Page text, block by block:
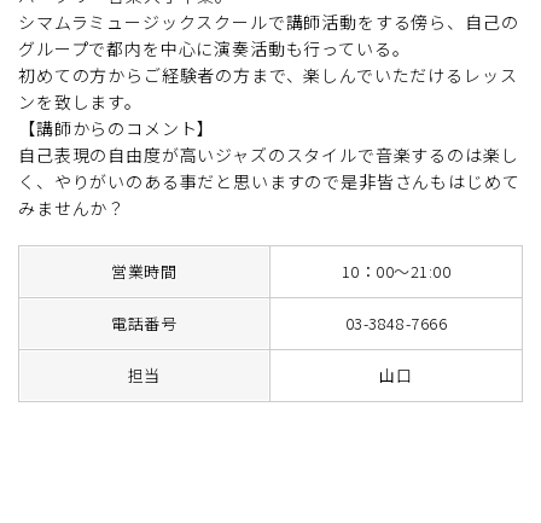
シマムラミュージックスクールで講師活動をする傍ら、自己の
グループで都内を中心に演奏活動も行っている。
初めての方からご経験者の方まで、楽しんでいただけるレッス
ンを致します。
【講師からのコメント】
自己表現の自由度が高いジャズのスタイルで音楽するのは楽し
く、やりがいのある事だと思いますので是非皆さんもはじめて
みませんか？
営業時間 10：00～21:00
電話番号 03-3848-7666
担当 山口